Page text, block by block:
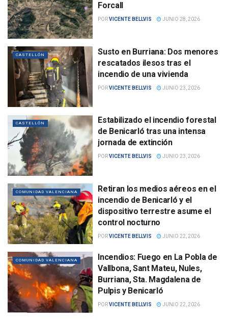
Forcall
PORVICENTE BELLVIS JUNIO 28, 2026
CASTELLÓN
Susto en Burriana: Dos menores
rescatados ilesos tras el
incendio de una vivienda
PORVICENTE BELLVIS JUNIO 23, 2026
CASTELLÓN
Estabilizado el incendio forestal
de Benicarló tras una intensa
jornada de extinción
PORVICENTE BELLVIS JUNIO 23, 2026
COMUNIDAD VALENCIANA
Retiran los medios aéreos en el
incendio de Benicarló y el
dispositivo terrestre asume el
control nocturno
PORVICENTE BELLVIS JUNIO 22, 2026
COMUNIDAD VALENCIANA
Incendios: Fuego en La Pobla de
Vallbona, Sant Mateu, Nules,
Burriana, Sta. Magdalena de
Pulpis y Benicarló
PORVICENTE BELLVIS JUNIO 22, 2026